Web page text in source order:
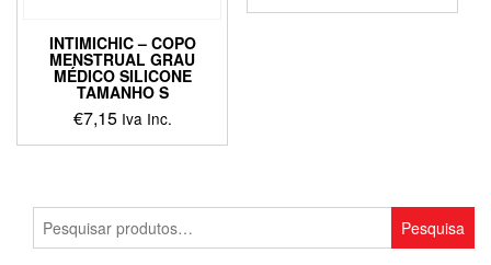
INTIMICHIC – COPO
MENSTRUAL GRAU
MÉDICO SILICONE
TAMANHO S
€7,15 Iva Inc.
por:
Pesquisa